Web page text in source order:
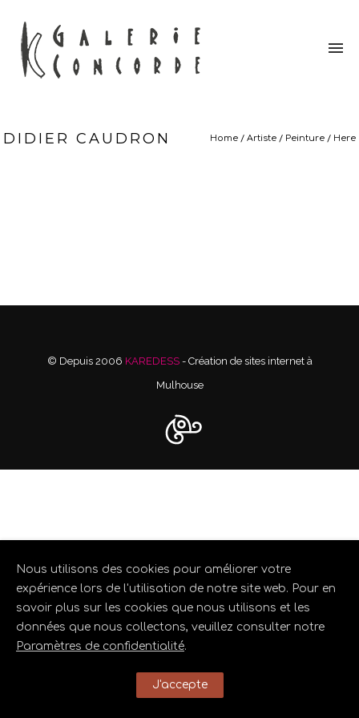
DIDIER CAUDRON Home / Artiste / Peinture / Here
© Depuis 2006 KAREDESS- Création de sites internet à
Mulhouse
Nous utilisons des cookies pour améliorer votre
expérience lors de l'utilisation de notre site web. Pour en
savoir plus sur les cookies que nous utilisons et les
données que nous collectons, veuillez consulter notre
Paramètres de confidentialité.
J'accepte